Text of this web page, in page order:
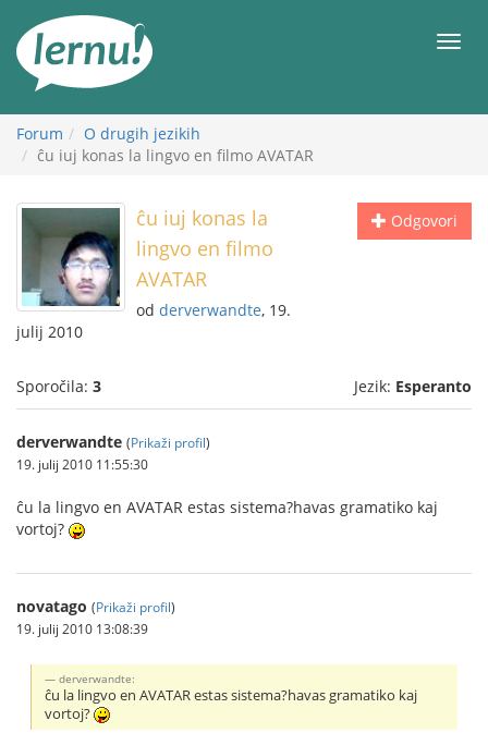
vsebini
Meni
Forum
O drugih jezikih
ĉu iuj konas la lingvo en filmo AVATAR
Odgovori
ĉu iuj konas la
lingvo en filmo
AVATAR
od derverwandte, 19.
julij 2010
Sporočila: 3 Jezik: Esperanto
derverwandte (Prikaži profil)
19. julij 2010 11:55:30
ĉu la lingvo en AVATAR estas sistema?havas gramatiko kaj
vortoj?
novatago (Prikaži profil)
19. julij 2010 13:08:39
derverwandte:
ĉu la lingvo en AVATAR estas sistema?havas gramatiko kaj
vortoj?